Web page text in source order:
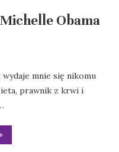
Obama
mnie się nikomu
prawnik z krwi i